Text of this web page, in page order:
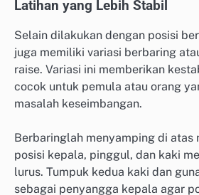
Latihan yang Lebih Stabil
Selain dilakukan dengan posisi
juga memiliki variasi berbaring
raise. Variasi ini memberikan
cocok untuk pemula atau orang
masalah keseimbangan.
Berbaringlah menyamping di atas
posisi kepala, pinggul, dan kaki
lurus. Tumpuk kedua kaki dan
sebagai penyangga kepala agar